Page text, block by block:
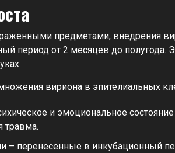
предметами, внедрения
период от 2 месяцев до полугода.
вириона в эпителиальных
и эмоциональное состояние
травма.
– перенесенные в инкубационный